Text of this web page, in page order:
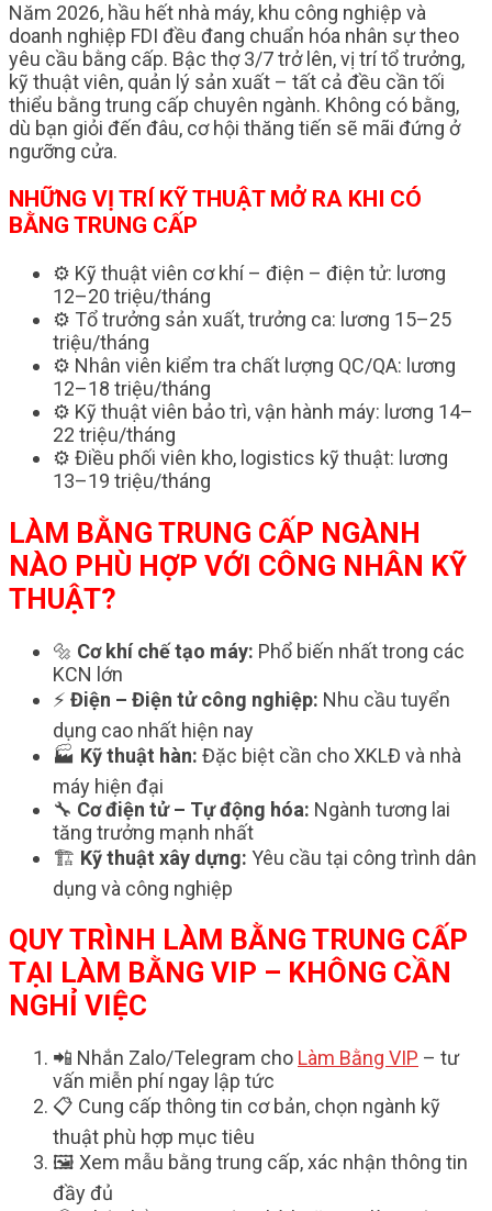
Năm 2026, hầu hết nhà máy, khu công nghiệp và
doanh nghiệp FDI đều đang chuẩn hóa nhân sự theo
yêu cầu bằng cấp. Bậc thợ 3/7 trở lên, vị trí tổ trưởng,
kỹ thuật viên, quản lý sản xuất – tất cả đều cần tối
thiểu bằng trung cấp chuyên ngành. Không có bằng,
dù bạn giỏi đến đâu, cơ hội thăng tiến sẽ mãi đứng ở
ngưỡng cửa.
NHỮNG VỊ TRÍ KỸ THUẬT MỞ RA KHI CÓ
BẰNG TRUNG CẤP
⚙️ Kỹ thuật viên cơ khí – điện – điện tử: lương
12–20 triệu/tháng
⚙️ Tổ trưởng sản xuất, trưởng ca: lương 15–25
triệu/tháng
⚙️ Nhân viên kiểm tra chất lượng QC/QA: lương
12–18 triệu/tháng
⚙️ Kỹ thuật viên bảo trì, vận hành máy: lương 14–
22 triệu/tháng
⚙️ Điều phối viên kho, logistics kỹ thuật: lương
13–19 triệu/tháng
LÀM BẰNG TRUNG CẤP NGÀNH
NÀO PHÙ HỢP VỚI CÔNG NHÂN KỸ
THUẬT?
🔩 Cơ khí chế tạo máy: Phổ biến nhất trong các
KCN lớn
⚡ Điện – Điện tử công nghiệp: Nhu cầu tuyển
dụng cao nhất hiện nay
🏭 Kỹ thuật hàn: Đặc biệt cần cho XKLĐ và nhà
máy hiện đại
🔧 Cơ điện tử – Tự động hóa: Ngành tương lai
tăng trưởng mạnh nhất
🏗️ Kỹ thuật xây dựng: Yêu cầu tại công trình dân
dụng và công nghiệp
QUY TRÌNH LÀM BẰNG TRUNG CẤP
TẠI LÀM BẰNG VIP – KHÔNG CẦN
NGHỈ VIỆC
📲 Nhắn Zalo/Telegram cho Làm Bằng VIP – tư
vấn miễn phí ngay lập tức
📋 Cung cấp thông tin cơ bản, chọn ngành kỹ
thuật phù hợp mục tiêu
🖼️ Xem mẫu bằng trung cấp, xác nhận thông tin
đầy đủ